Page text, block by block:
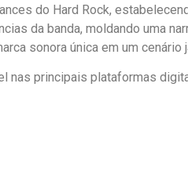
do Hard Rock,
da banda, moldando uma
sonora única em um cenário
nas principais plataformas